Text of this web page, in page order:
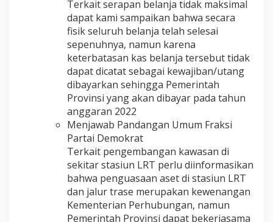
Terkait serapan belanja tidak maksimal
dapat kami sampaikan bahwa secara
fisik seluruh belanja telah selesai
sepenuhnya, namun karena
keterbatasan kas belanja tersebut tidak
dapat dicatat sebagai kewajiban/utang
dibayarkan sehingga Pemerintah
Provinsi yang akan dibayar pada tahun
anggaran 2022
Menjawab Pandangan Umum Fraksi
Partai Demokrat
Terkait pengembangan kawasan di
sekitar stasiun LRT perlu diinformasikan
bahwa penguasaan aset di stasiun LRT
dan jalur trase merupakan kewenangan
Kementerian Perhubungan, namun
Pemerintah Provinsi dapat bekerjasama